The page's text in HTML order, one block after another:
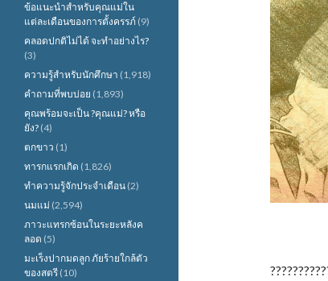
ข้อแนะนำสำหรับคุณแม่ใน
แต่ละเดือนของการตั้งครรภ์ (9)
คลอดปกติไม่ได้ จะทำอย่างไร?
(3)
ความรู้สำหรับนักศึกษา (1,918)
คำถามที่พบบ่อย (1,893)
คุณพร้อมจะเป็น ?คุณแม่? หรือ
ยัง? (4)
ตกขาว (1)
ทารกแรกเกิด (1,826)
ทำความรู้จักประจำเดือน (2)
นมแม่ (2,594)
ภาวะแทรกซ้อนในระยะหลังค
ลอด (5)
มะเร็งปากมดลูก ภัยร้ายใกล้ตัว
ของสตรี (10)